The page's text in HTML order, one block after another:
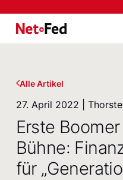
NetFederation GmbH
Alle Artikel
27. April 2022 |
Erste
Bühne:
für